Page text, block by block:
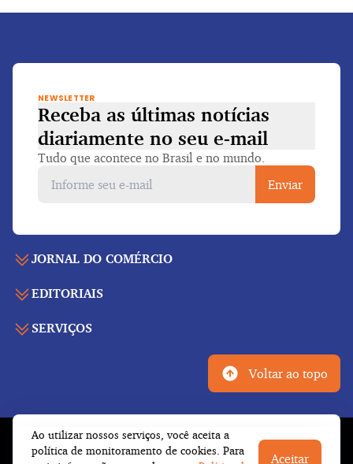
Ao utilizar nossos serviços, você aceita a
política de monitoramento de cookies. Para
Aceitar
Voltar ao topo
JORNAL DO COMÉRCIO
Capa
Publicidade legal
Fale conosco
EDITORIAIS
Economia
Esportes
Cultura
SERVIÇOS
Galeria de vídeos
Tempo
NEWSLETTER
Receba as últimas notícias
diariamente no seu e-mail
Tudo que acontece no Brasil e no mundo.
Enviar
© Copyright 2026 Empresa Jornalística J.C. Jarros